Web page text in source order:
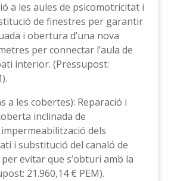
a les aules de psicomotricitat i
de finestres per garantir
i obertura d’una nova
per connectar l’aula de
interior. (Pressupost:
a les cobertes): Reparació i
inclinada de
dels
i substitució del canaló de
per evitar que s’obturi amb la
21.960,14 € PEM).